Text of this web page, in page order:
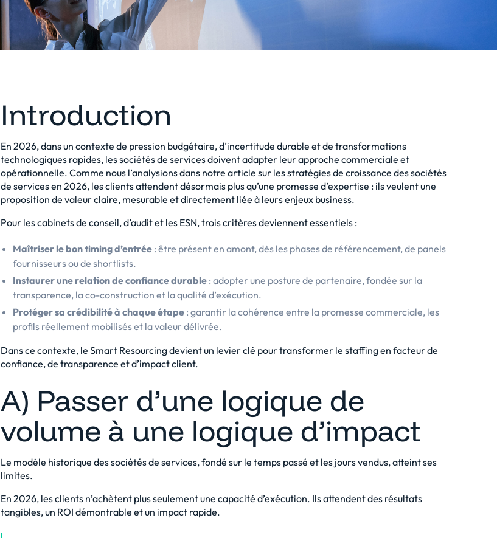
Introduction
En 2026, dans un contexte de pression budgétaire, d’incertitude durable et de transformations
technologiques rapides, les sociétés de services doivent adapter leur approche commerciale et
opérationnelle. Comme nous l’analysions dans notre article sur les stratégies de croissance des sociétés
de services en 2026, les clients attendent désormais plus qu’une promesse d’expertise : ils veulent une
proposition de valeur claire, mesurable et directement liée à leurs enjeux business.
Pour les cabinets de conseil, d’audit et les ESN, trois critères deviennent essentiels :
Maîtriser le bon timing d’entrée : être présent en amont, dès les phases de référencement, de panels
fournisseurs ou de shortlists.
Instaurer une relation de confiance durable : adopter une posture de partenaire, fondée sur la
transparence, la co-construction et la qualité d’exécution.
Protéger sa crédibilité à chaque étape : garantir la cohérence entre la promesse commerciale, les
profils réellement mobilisés et la valeur délivrée.
Dans ce contexte, le Smart Resourcing devient un levier clé pour transformer le staffing en facteur de
confiance, de transparence et d’impact client.
A) Passer d’une logique de
volume à une logique d’impact
Le modèle historique des sociétés de services, fondé sur le temps passé et les jours vendus, atteint ses
limites.
En 2026, les clients n’achètent plus seulement une capacité d’exécution. Ils attendent des résultats
tangibles, un ROI démontrable et un impact rapide.